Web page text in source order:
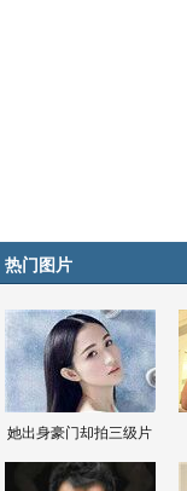
热门图片
她出身豪门却拍三级片